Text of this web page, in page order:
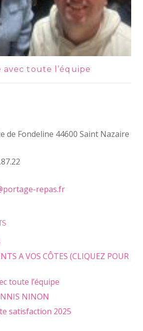
toute l’équipe
de Fondeline 44600 Saint Nazaire
repas.fr
A VOS CÔTES (CLIQUEZ POUR
toute l’équipe
NINON
satisfaction 2025